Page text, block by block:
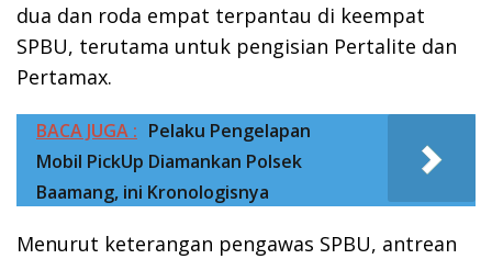
dua dan roda empat terpantau di keempat
SPBU, terutama untuk pengisian Pertalite dan
Pertamax.
BACA JUGA : Pelaku Pengelapan
Mobil PickUp Diamankan Polsek
Baamang, ini Kronologisnya
Menurut keterangan pengawas SPBU, antrean